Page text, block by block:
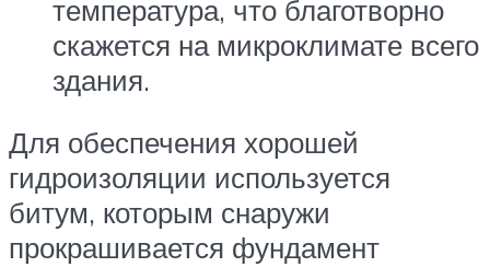
температура, что благотворно
скажется на микроклимате всего
здания.
Для обеспечения хорошей
гидроизоляции используется
битум, которым снаружи
прокрашивается фундамент